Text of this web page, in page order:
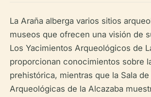
La Araña alberga varios sitios
museos que ofrecen una visión de
Los Yacimientos Arqueológicos de
proporcionan conocimientos sobre
prehistórica, mientras que la Sala
Arqueológicas de la Alcazaba